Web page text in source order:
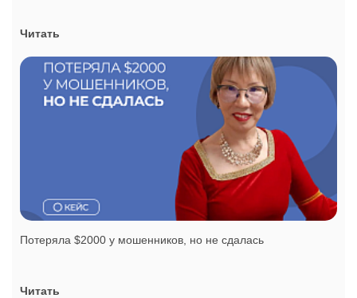
Читать
Потеряла $2000 у мошенников, но не сдалась
Читать